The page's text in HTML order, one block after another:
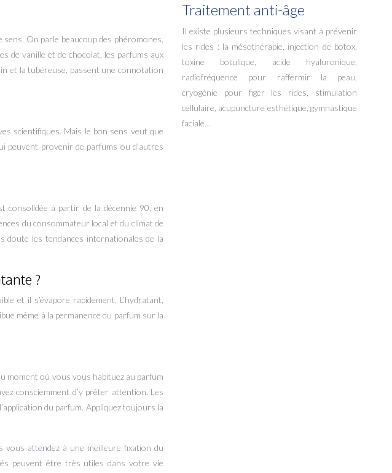
On parle beaucoup des phéromones,
de vanille et de chocolat, les parfums aux
et la tubéreuse, passent une connotation
scientifiques. Mais le bon sens veut que
peuvent provenir de parfums ou d’autres
consolidée à partir de la décennie 90, en
du consommateur local et du climat de
doute les tendances internationales de la
?
et il s’évapore rapidement. L’hydratant,
même à la permanence du parfum sur la
moment où vous vous habituez au parfum
consciemment d’y prêter attention. Les
du parfum. Appliquez toujours la
vous attendez à une meilleure fixation du
peuvent être très utiles dans votre vie
Traitement anti-âge
Il existe plusieurs techniques visant à prévenir
les rides : la mésothérapie, injection de botox,
toxine botulique, acide hyaluronique,
radiofréquence pour raffermir la peau,
cryogénie pour figer les rides, stimulation
cellulaire, acupuncture esthétique, gymnastique
faciale…